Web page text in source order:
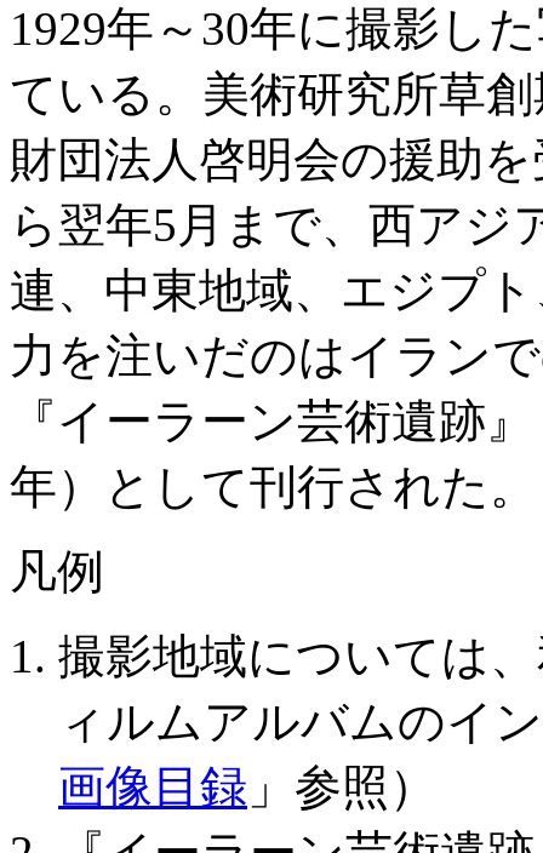
1929年～30年に撮影し
ている。美術研究所草
財団法人啓明会の援助
ら翌年5月まで、西アジ
連、中東地域、エジプ
力を注いだのはイラン
『イーラーン芸術遺跡
年）として刊行された。
凡例
撮影地域については
ィルムアルバムのイ
画像目録 」参照）